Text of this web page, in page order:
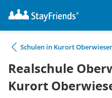
Schulen in Kurort
Realschule
Kurort